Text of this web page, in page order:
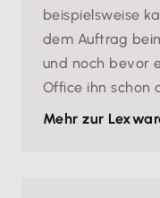
beispielsweise
dem Auftrag
und noch bevor
Office ihn schon
Mehr zur